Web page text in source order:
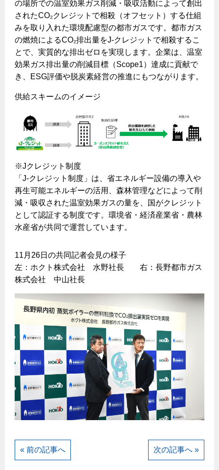
の場所での温室効果ガス削減・吸収活動によって創出
されたCO₂クレジットで相殺（オフセット）する仕組
みを取り入れた環境配慮型の都市ガスです。都市ガス
の燃焼によるCO₂排出量をJ-クレジットで相殺するこ
とで、実質的な排出ゼロを実現します。企業は、温室
効果ガス排出量の削減目標（Scope1）達成に貢献で
き、ESG評価や脱炭素経営の推進にもつながります。
供給スキームのイメージ
※Jクレジット制度
「J-クレジット制度」は、省エネルギー設備の導入や
再生可能エネルギーの活用、森林管理などによって削
減・吸収された温室効果ガスの量を、国がクレジット
として認証する制度です。環境省・経済産業省・農林
水産省が共同で運営しています。
11月26日の共同記者会見の様子
左：ホクト株式会社 水野社長 右：長野都市ガス
株式会社 中山社長
« 前の記事へ 次の記事へ »